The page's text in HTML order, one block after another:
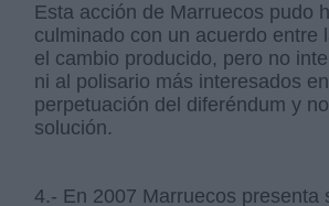
Esta acción de Marruecos pudo
culminado con un acuerdo entre
el cambio producido, pero no
ni al polisario más interesados
perpetuación del diferéndum y
solución.
4.- En 2007 Marruecos presenta